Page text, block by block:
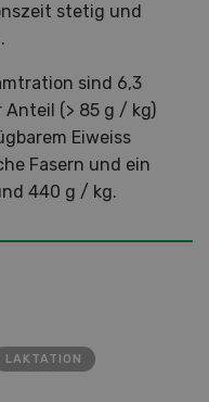
stetig und
sind 6,3
Anteil (> 85 g / kg)
Eiweiss
Fasern und ein
440 g / kg.
LAKTATION